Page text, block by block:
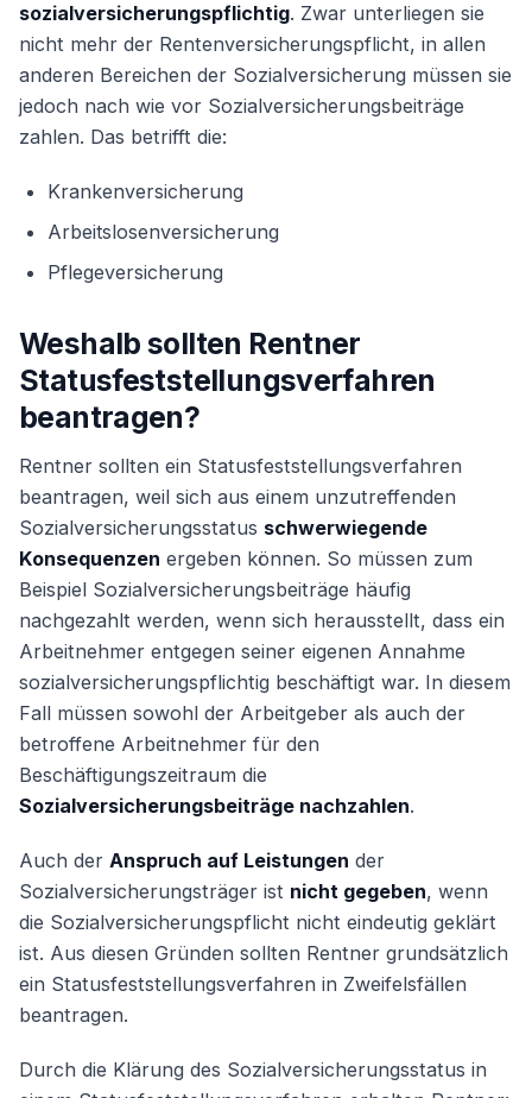
sozialversicherungspflichtig. Zwar unterliegen sie
nicht mehr der Rentenversicherungspflicht, in allen
anderen Bereichen der Sozialversicherung müssen sie
jedoch nach wie vor Sozialversicherungsbeiträge
zahlen. Das betrifft die:
Krankenversicherung
Arbeitslosenversicherung
Pflegeversicherung
Weshalb sollten Rentner
Statusfeststellungsverfahren
beantragen?
Rentner sollten ein Statusfeststellungsverfahren
beantragen, weil sich aus einem unzutreffenden
Sozialversicherungsstatus schwerwiegende
Konsequenzen ergeben können. So müssen zum
Beispiel Sozialversicherungsbeiträge häufig
nachgezahlt werden, wenn sich herausstellt, dass ein
Arbeitnehmer entgegen seiner eigenen Annahme
sozialversicherungspflichtig beschäftigt war. In diesem
Fall müssen sowohl der Arbeitgeber als auch der
betroffene Arbeitnehmer für den
Beschäftigungszeitraum die
Sozialversicherungsbeiträge nachzahlen.
Auch der Anspruch auf Leistungen der
Sozialversicherungsträger ist nicht gegeben, wenn
die Sozialversicherungspflicht nicht eindeutig geklärt
ist. Aus diesen Gründen sollten Rentner grundsätzlich
ein Statusfeststellungsverfahren in Zweifelsfällen
beantragen.
Durch die Klärung des Sozialversicherungsstatus in